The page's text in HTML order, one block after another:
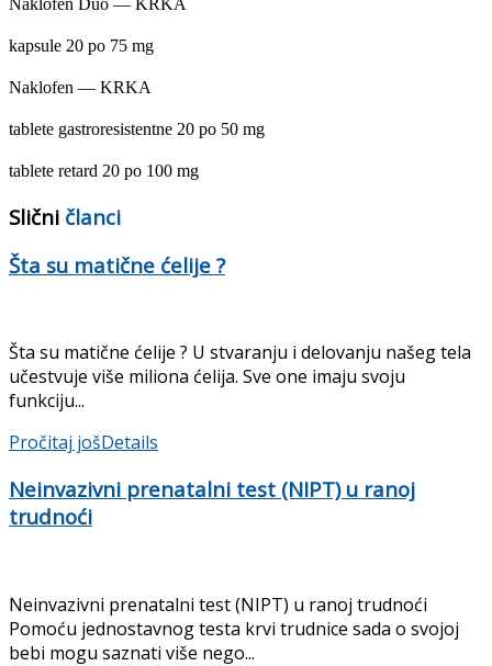
Naklofen Duo — KRKA
kapsule 20 po 75 mg
Naklofen — KRKA
tablete gastroresistentne 20 po 50 mg
tablete retard 20 po 100 mg
Slični članci
Šta su matične ćelije ?
Šta su matične ćelije ? U stvaranju i delovanju našeg tela
učestvuje više miliona ćelija. Sve one imaju svoju
funkciju...
Pročitaj jošDetails
Neinvazivni prenatalni test (NIPT) u ranoj
trudnoći
Neinvazivni prenatalni test (NIPT) u ranoj trudnoći
Pomoću jednostavnog testa krvi trudnice sada o svojoj
bebi mogu saznati više nego...